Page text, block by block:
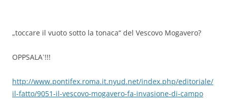
„toccare il vuoto sotto la tonaca“ del Vescovo Mogavero?
OPPSALA`!!!
http://www.pontifex.roma.it.nyud.net/index.php/editoriale/
il-fatto/9051-il-vescovo-mogavero-fa-invasione-di-campo